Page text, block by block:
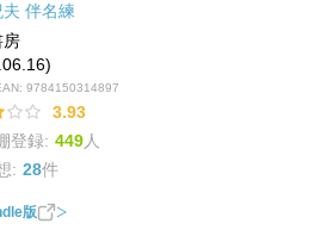
伴名練
房
9784150314897
3.93
登録: 449人
: 28件
版